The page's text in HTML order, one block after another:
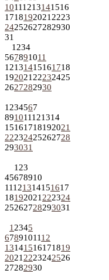
10111213141516
1718192021 2223
24252627282930
31
1 234
567891011
12131415161718
192021 22232425
2627282930
1 234567
891011121314
15161718192021
22232425262728
293031
1 23
45678910
11121314151617
18192021 222324
25262728293031
1 2345
6789101112
13141516171819
2021 2223242526
27282930